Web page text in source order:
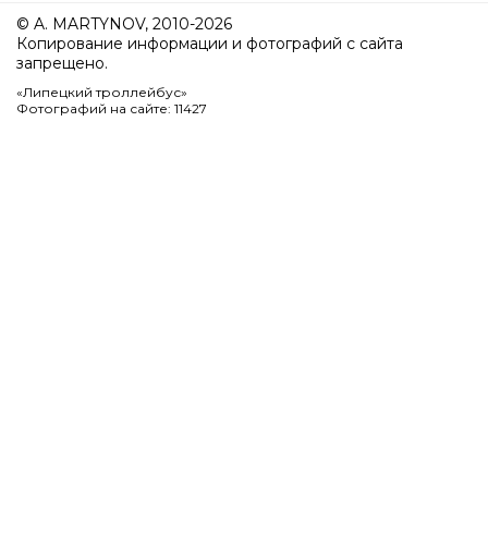
© A. MARTYNOV, 2010-2026
Копирование информации и фотографий с сайта
запрещено.
«Липецкий троллейбус»
Фотографий на сайте: 11427